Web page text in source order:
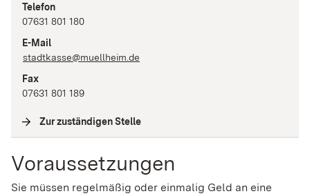
Telefon
07631 801 180
E-Mail
stadtkasse@muellheim.de
Fax
07631 801 189
Zur zuständigen Stelle
Voraussetzungen
Sie müssen regelmäßig oder einmalig Geld an eine